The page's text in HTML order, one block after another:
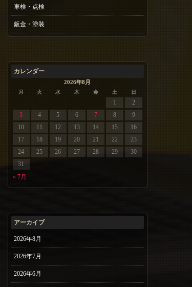
車検・点検
鈑金・塗装
カレンダー
2026年8月
月 火 水 木 金 土 日
« 7月
1
2
3
4 5 6 7 8
9
10
11 12 13 14 15
16
17
18 19 20 21 22
23
24
25 26 27 28 29
30
31
アーカイブ
2026年8月
2026年7月
2026年6月